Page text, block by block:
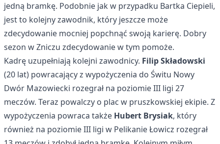
jedną bramkę. Podobnie jak w przypadku Bartka Ciepieli,
jest to kolejny zawodnik, który jeszcze może
zdecydowanie mocniej popchnąć swoją karierę. Dobry
sezon w Zniczu zdecydowanie w tym pomoże.
Kadrę uzupełniają kolejni zawodnicy. Filip Składowski
(20 lat) powracający z wypożyczenia do Świtu Nowy
Dwór Mazowiecki rozegrał na poziomie III ligi 27
meczów. Teraz powalczy o plac w pruszkowskiej ekipie. Z
wypożyczenia powraca także Hubert Brysiak, który
również na poziomie III ligi w Pelikanie Łowicz rozegrał